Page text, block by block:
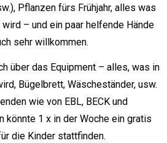
Pflanzen fürs Frühjahr, alles was
– und ein paar helfende Hände
sehr willkommen.
über das Equipment – alles, was in
Bügelbrett, Wäscheständer, usw.
wie von EBL, BECK und
könnte 1 x in der Woche ein gratis
die Kinder stattfinden.